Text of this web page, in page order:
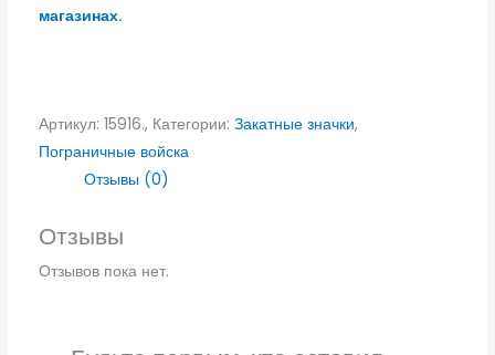
магазинах.
Артикул: 15916., Категории: Закатные значки,
Пограничные войска
Отзывы (0)
Отзывы
Отзывов пока нет.